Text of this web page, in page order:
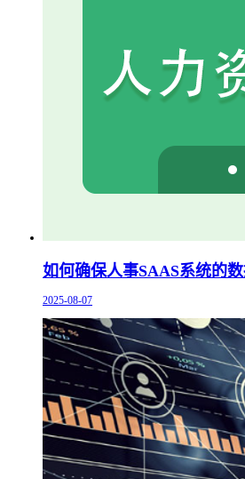
如何确保人事SAAS系统的数
2025-08-07